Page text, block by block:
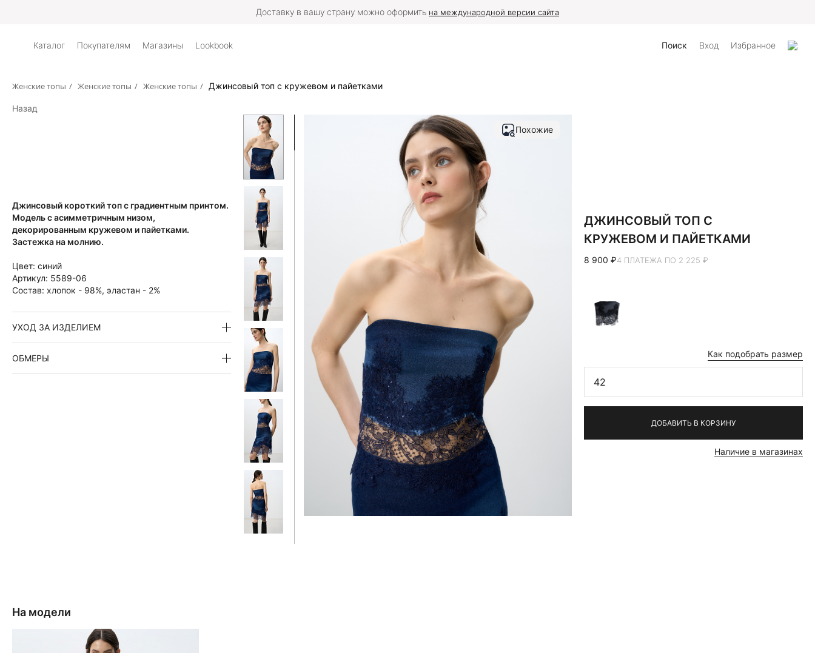
Доставку в вашу страну можно оформить на международной версии сайта
Каталог Покупателям Магазины Lookbook Поиск Вход Избранное
Женские топы / Женские топы / Женские топы / Джинсовый топ с кружевом и пайетками
Назад
Джинсовый короткий топ с градиентным принтом.
Модель с асимметричным низом,
декорированным кружевом и пайетками.
Застежка на молнию.
Цвет: синий
Артикул: 5589-06
Состав: хлопок - 98%, эластан - 2%
УХОД ЗА ИЗДЕЛИЕМ
ОБМЕРЫ
Похожие
ДЖИНСОВЫЙ ТОП С
КРУЖЕВОМ И ПАЙЕТКАМИ
8 900 ₽4 ПЛАТЕЖА ПО 2 225 ₽
Как подобрать размер
42
ДОБАВИТЬ В КОРЗИНУ
Наличие в магазинах
На модели